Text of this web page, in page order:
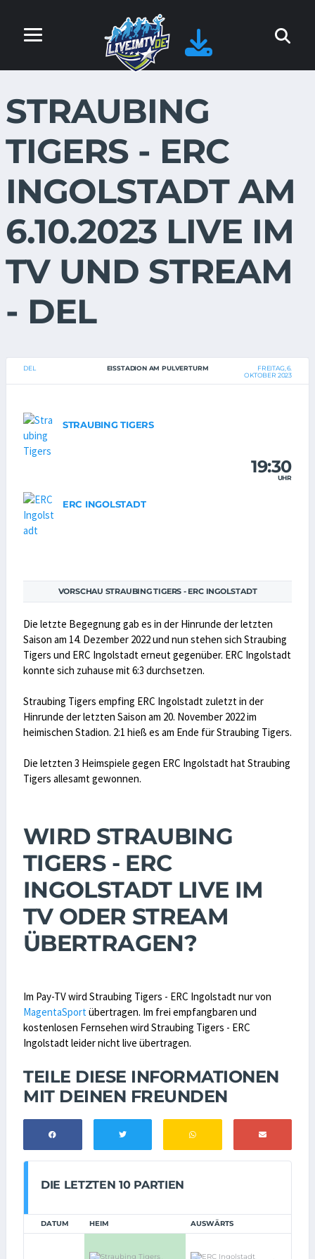
STRAUBING
TIGERS - ERC
INGOLSTADT AM
6.10.2023 LIVE IM
TV UND STREAM
- DEL
DEL EISSTADION AM PULVERTURM
FREITAG, 6.
OKTOBER 2023
STRAUBING TIGERS
19:30
UHR
ERC INGOLSTADT
VORSCHAU STRAUBING TIGERS - ERC INGOLSTADT
Die letzte Begegnung gab es in der Hinrunde der letzten
Saison am 14. Dezember 2022 und nun stehen sich Straubing
Tigers und ERC Ingolstadt erneut gegenüber. ERC Ingolstadt
konnte sich zuhause mit 6:3 durchsetzen.
Straubing Tigers empfing ERC Ingolstadt zuletzt in der
Hinrunde der letzten Saison am 20. November 2022 im
heimischen Stadion. 2:1 hieß es am Ende für Straubing Tigers.
Die letzten 3 Heimspiele gegen ERC Ingolstadt hat Straubing
Tigers allesamt gewonnen.
WIRD STRAUBING
TIGERS - ERC
INGOLSTADT LIVE IM
TV ODER STREAM
ÜBERTRAGEN?
Im Pay-TV wird Straubing Tigers - ERC Ingolstadt nur von
MagentaSportübertragen. Im frei empfangbaren und
kostenlosen Fernsehen wird Straubing Tigers - ERC
Ingolstadt leider nicht live übertragen.
TEILE DIESE INFORMATIONEN
MIT DEINEN FREUNDEN
DIE LETZTEN 10 PARTIEN
DATUM HEIM AUSWÄRTS